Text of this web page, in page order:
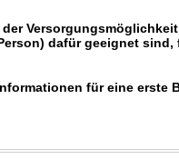
der
dafür geeignet
für eine erste